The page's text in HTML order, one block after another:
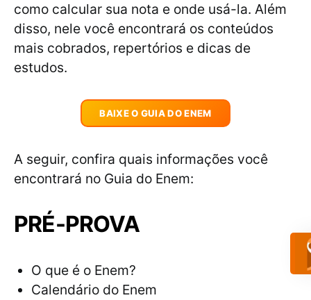
como calcular sua nota e onde usá-la. Além
disso, nele você encontrará os conteúdos
mais cobrados, repertórios e dicas de
estudos.
BAIXE O GUIA DO ENEM
A seguir, confira quais informações você
encontrará no Guia do Enem:
PRÉ-PROVA
O que é o Enem?
Calendário do Enem